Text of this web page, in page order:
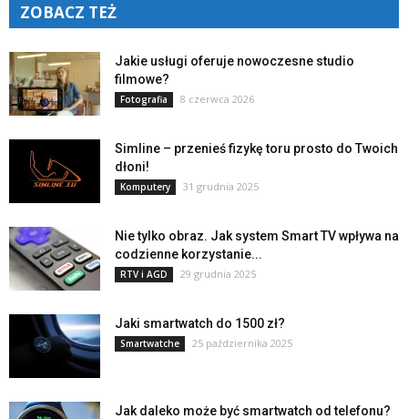
ZOBACZ TEŻ
Jakie usługi oferuje nowoczesne studio
filmowe?
Fotografia 8 czerwca 2026
Simline – przenieś fizykę toru prosto do Twoich
dłoni!
Komputery 31 grudnia 2025
Nie tylko obraz. Jak system Smart TV wpływa na
codzienne korzystanie...
RTV i AGD 29 grudnia 2025
Jaki smartwatch do 1500 zł?
Smartwatche 25 października 2025
Jak daleko może być smartwatch od telefonu?